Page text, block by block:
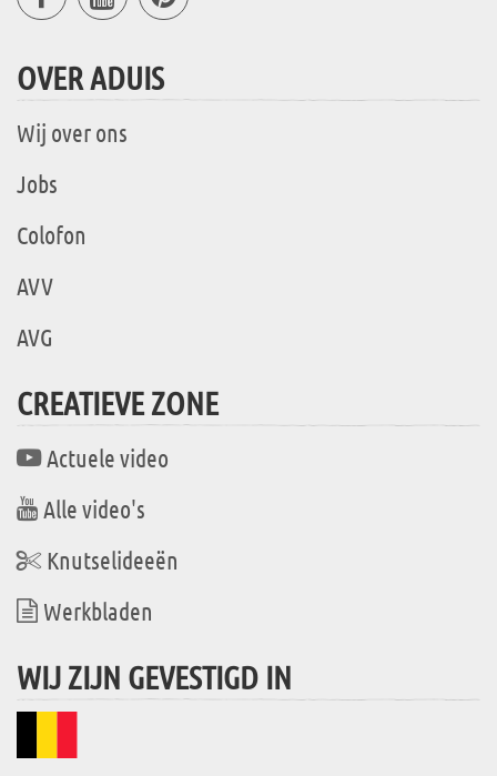
OVER ADUIS
Wij over ons
Jobs
Colofon
AVV
AVG
CREATIEVE ZONE
Actuele video
Alle video's
Knutselideeën
Werkbladen
WIJ ZIJN GEVESTIGD IN